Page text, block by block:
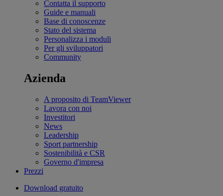
Contatta il supporto
Guide e manuali
Base di conoscenze
Stato del sistema
Personalizza i moduli
Per gli sviluppatori
Community
Azienda
A proposito di TeamViewer
Lavora con noi
Investitori
News
Leadership
Sport partnership
Sostenibilità e CSR
Governo d'impresa
Prezzi
Download gratuito